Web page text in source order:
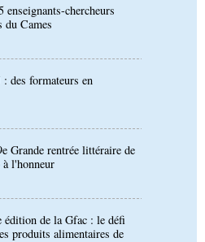
des formateurs en
Grande rentrée littéraire de
l'honneur
édition de la Gfac : le défi
produits alimentaires de
: des produits locaux dans
dans les assiettes